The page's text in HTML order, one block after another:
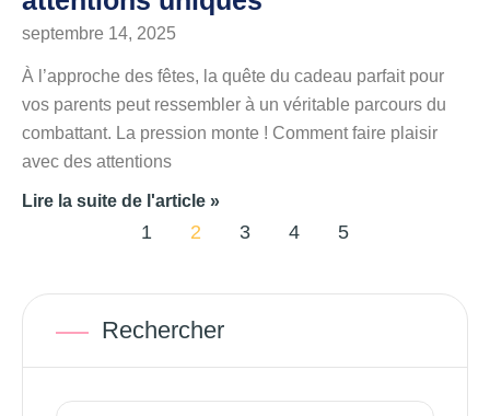
septembre 14, 2025
À l’approche des fêtes, la quête du cadeau parfait pour
vos parents peut ressembler à un véritable parcours du
combattant. La pression monte ! Comment faire plaisir
avec des attentions
Lire la suite de l'article »
1 2 3 4 5
Rechercher